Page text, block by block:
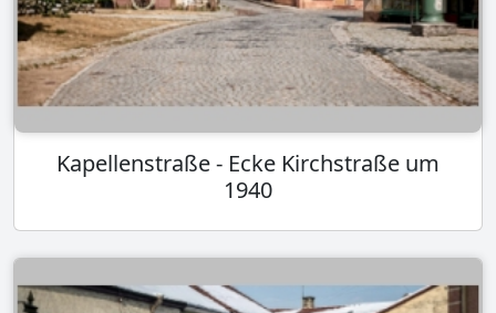
Kapellenstraße - Ecke Kirchstraße um
1940